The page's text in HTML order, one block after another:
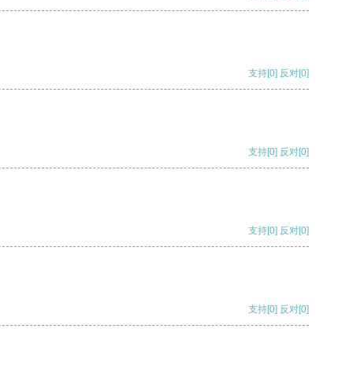
支持[0] 反对[0]
支持[0] 反对[0]
支持[0] 反对[0]
支持[0] 反对[0]